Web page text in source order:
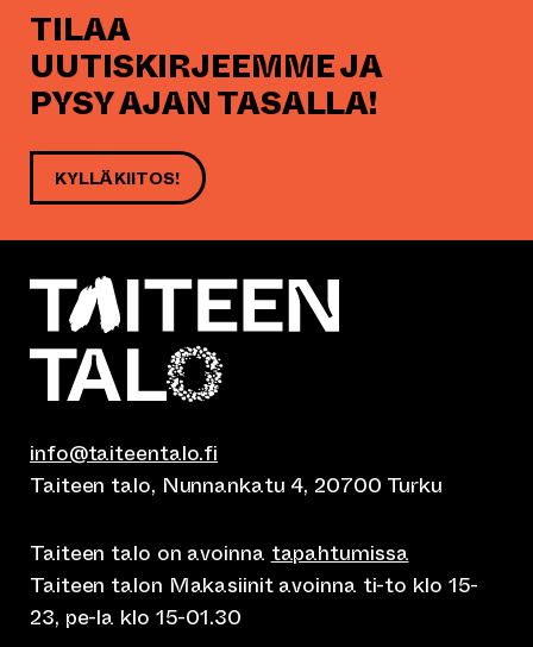
TILAA
UUTISKIRJEEMME JA
PYSY AJAN TASALLA!
KYLLÄ KIITOS!
info@taiteentalo.fi
Taiteen talo, Nunnankatu 4, 20700 Turku
Taiteen talo on avoinna tapahtumissa
Taiteen talon Makasiinit avoinna ti-to klo 15-
23, pe-la klo 15-01.30